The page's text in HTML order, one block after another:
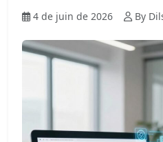
4 de juin de 2026 By